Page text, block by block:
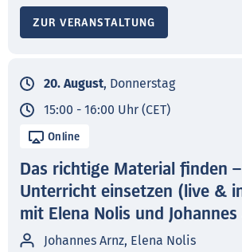
ZUR VERANSTALTUNG
20. August, Donnerstag
15:00 - 16:00 Uhr (CET)
Online
Das richtige Material finden
Unterricht einsetzen (live &
mit Elena Nolis und Johannes
Johannes Arnz, Elena Nolis